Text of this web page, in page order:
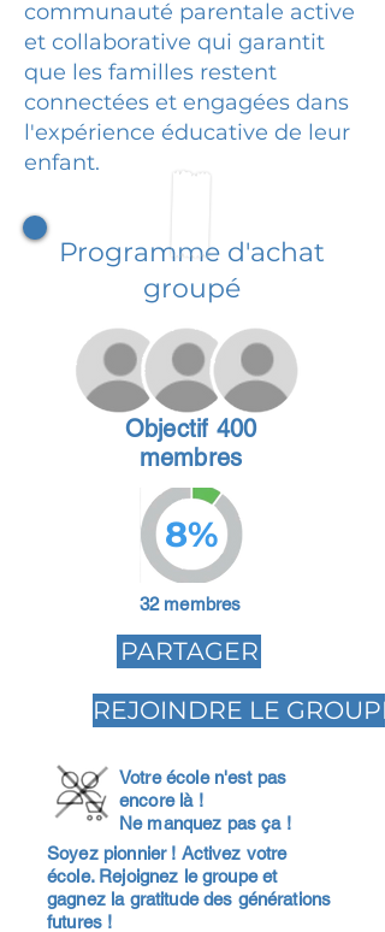
communauté parentale active
et collaborative qui garantit
que les familles restent
connectées et engagées dans
l'expérience éducative de leur
enfant.
Programme d'achat
groupé
Objectif 400
membres
8%
32 membres
PARTAGER
REJOINDRE LE GROUPE
Votre école n'est pas
encore là !
Ne manquez pas ça !
Soyez pionnier ! Activez votre
école. Rejoignez le groupe et
gagnez la gratitude des générations
futures !